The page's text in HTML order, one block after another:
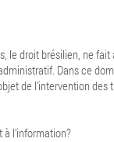
le droit brésilien, ne
Dans ce
de l’intervention des
l’information?